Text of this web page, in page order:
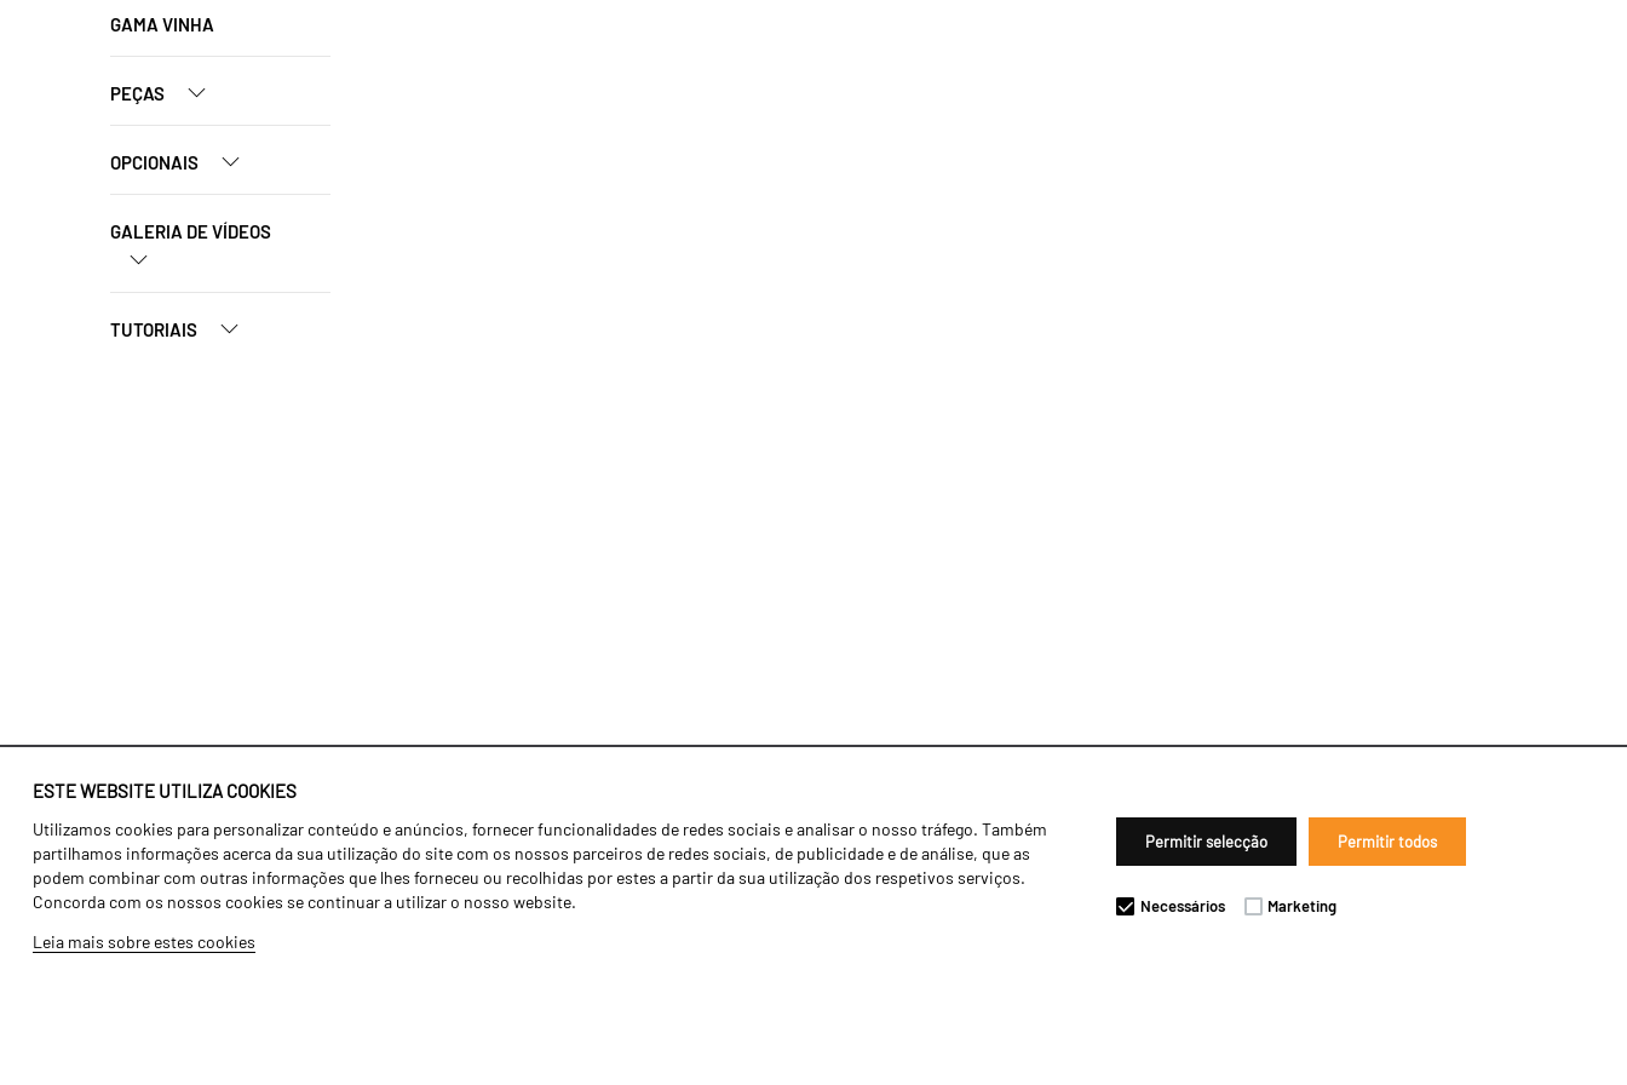
ESTE WEBSITE UTILIZA COOKIES
Utilizamos cookies para personalizar conteúdo e anúncios, fornecer funcionalidades de redes sociais e analisar o nosso tráfego. Também
partilhamos informações acerca da sua utilização do site com os nossos parceiros de redes sociais, de publicidade e de análise, que as
podem combinar com outras informações que lhes forneceu ou recolhidas por estes a partir da sua utilização dos respetivos serviços.
Concorda com os nossos cookies se continuar a utilizar o nosso website.
Leia mais sobre estes cookies
Permitir selecção Permitir todos
Necessários Marketing
GAMA VINHA
PEÇAS
OPCIONAIS
GALERIA DE VÍDEOS
TUTORIAIS
Identidade
História
Fábrica / Produção
Recursos Humanos
Agricultura
Transportes
Gama Floresta
Notícias
Concessionários